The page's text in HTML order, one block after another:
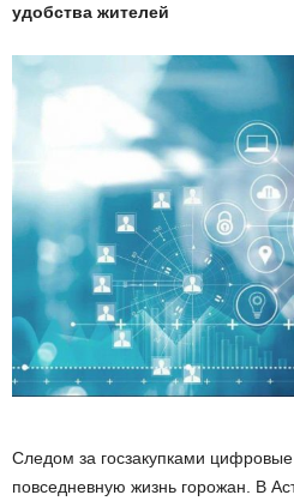
удобства жителей
Следом за госзакупками
повседневную жизнь горожан. В